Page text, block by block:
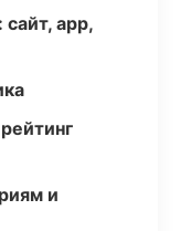
app,
и